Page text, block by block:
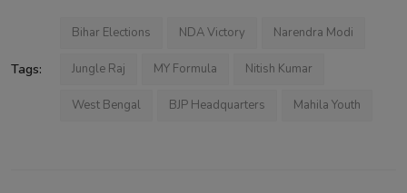
Tags:
Bihar Elections NDA Victory Narendra Modi
Jungle Raj MY Formula Nitish Kumar
West Bengal BJP Headquarters Mahila Youth